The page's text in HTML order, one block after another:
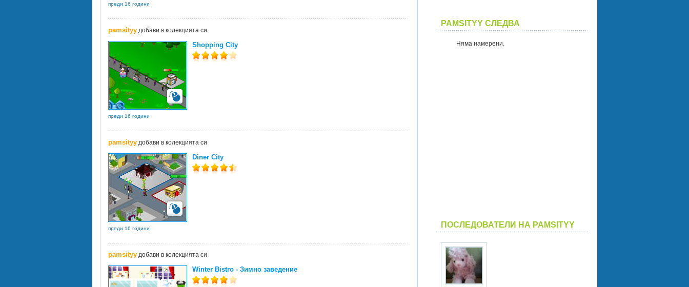
преди 16 години
pamsityyдобави в колекцията си
Shopping City
преди 16 години
pamsityyдобави в колекцията си
Diner City
преди 16 години
pamsityyдобави в колекцията си
Winter Bistro - Зимно заведение
PAMSITYY СЛЕДВА
Няма намерени.
ПОСЛЕДОВАТЕЛИ НА PAMSITYY